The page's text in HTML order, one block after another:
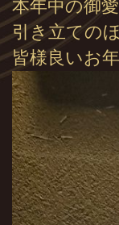
本年中の御
引き立ての
皆様良いお